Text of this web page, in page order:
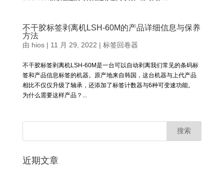
不干胶标签剥离机LSH-60M的产品详细信息与保养
方法
由 hios| 11 月 29, 2022 | 标签回卷器
不干胶标签剥离机LSH-60M是一台可以自动剥离我们常见的条码标
签和产品信息标签的机器。原产地来自韩国，这台机器与上代产品
相比不仅仅升级了轴承，还添加了标签计数器与6种可变速功能。
为什么需要这样产品？...
近期文章